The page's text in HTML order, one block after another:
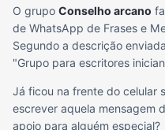
O grupo Conselho arcano
de WhatsApp de Frases e
Segundo a descrição
"Grupo para escritores
Já ficou na frente do celular
escrever aquela mensagem
apoio para alguém especial?